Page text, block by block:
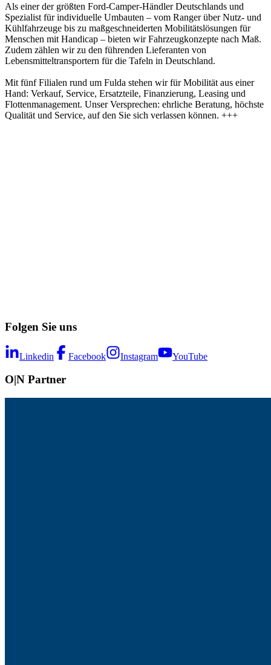
Als einer der größten Ford-Camper-Händler Deutschlands und
Spezialist für individuelle Umbauten – vom Ranger über Nutz- und
Kühlfahrzeuge bis zu maßgeschneiderten Mobilitätslösungen für
Menschen mit Handicap – bieten wir Fahrzeugkonzepte nach Maß.
Zudem zählen wir zu den führenden Lieferanten von
Lebensmitteltransportern für die Tafeln in Deutschland.
Mit fünf Filialen rund um Fulda stehen wir für Mobilität aus einer
Hand: Verkauf, Service, Ersatzteile, Finanzierung, Leasing und
Flottenmanagement. Unser Versprechen: ehrliche Beratung, höchste
Qualität und Service, auf den Sie sich verlassen können. +++
Folgen Sie uns
Linkedin Facebook Instagram YouTube
O|N Partner